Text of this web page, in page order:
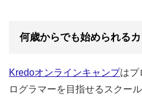
何歳からでも始められる
Kredoオンラインキャンプはプ
ログラマーを目指せるスクール